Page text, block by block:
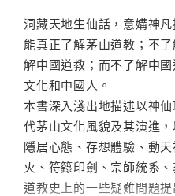
洞藏天地生仙話，意媾神
能真正了解茅山道教；不
解中國道教；而不了解中
文化和中國人。
本書深入淺出地描述以神
代茅山文化風貌及其演進
隱居心態、存想體驗、動
火、符籙印劍、宗師統系
道教史上的一些疑難問題